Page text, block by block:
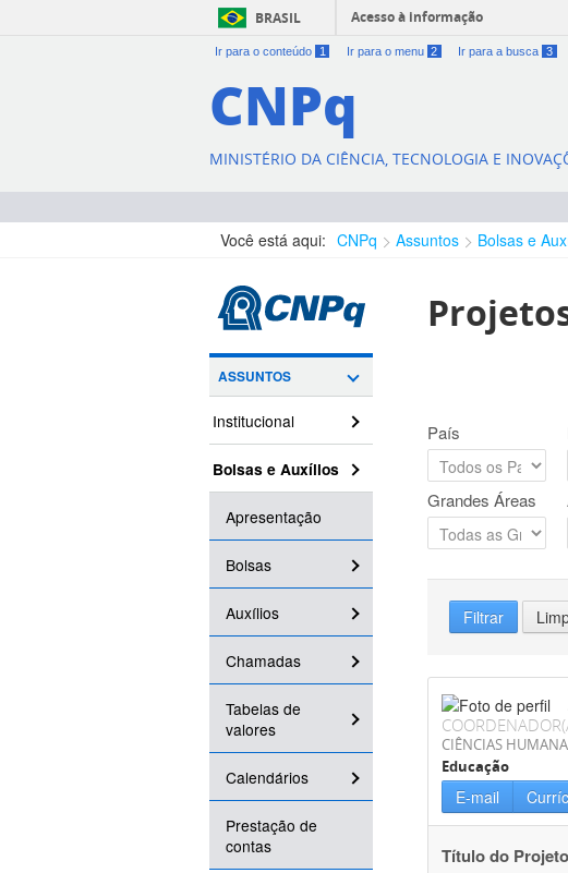
BRASIL Acesso à informação
Ir para o conteúdo 1 Ir para o menu 2 Ir para a busca 3
CNPq
MINISTÉRIO DA CIÊNCIA, TECNOLOGIA E
Você está aqui: CNPq Assuntos Bolsas e
ASSUNTOS
Institucional
Bolsas e Auxílios
Apresentação
Bolsas
Auxílios
Chamadas
Tabelas de
valores
Calendários
Prestação de
contas
País
Grandes Áreas
Filtrar
CIÊNCIAS
Educação
E-mail
Título do